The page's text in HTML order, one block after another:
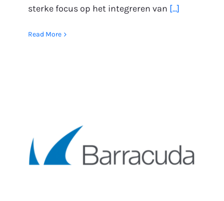
sterke focus op het integreren van [...]
Read More